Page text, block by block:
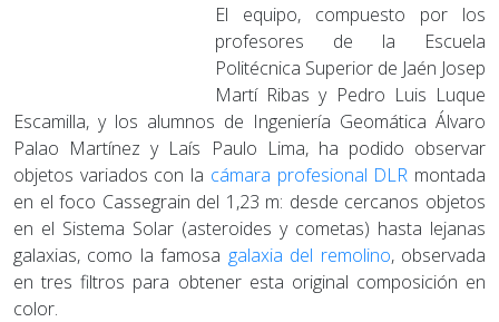
El equipo, compuesto por los
profesores de la Escuela
Politécnica Superior de Jaén Josep
Martí Ribas y Pedro Luis Luque
Escamilla, y los alumnos de Ingeniería Geomática Álvaro
Palao Martínez y Laís Paulo Lima, ha podido observar
objetos variados con la cámara profesional DLR montada
en el foco Cassegrain del 1,23 m: desde cercanos objetos
en el Sistema Solar (asteroides y cometas) hasta lejanas
galaxias, como la famosa galaxia del remolino, observada
en tres filtros para obtener esta original composición en
color.